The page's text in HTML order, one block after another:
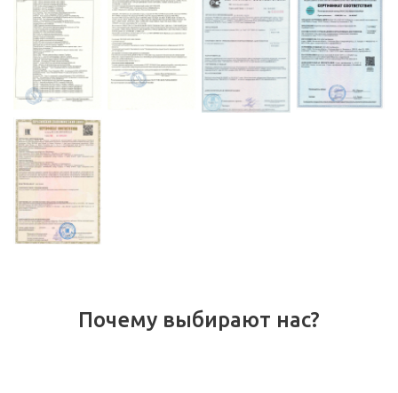
Почему выбирают нас?